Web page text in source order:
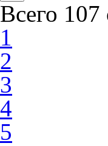
Всего 107
1
2
3
4
5